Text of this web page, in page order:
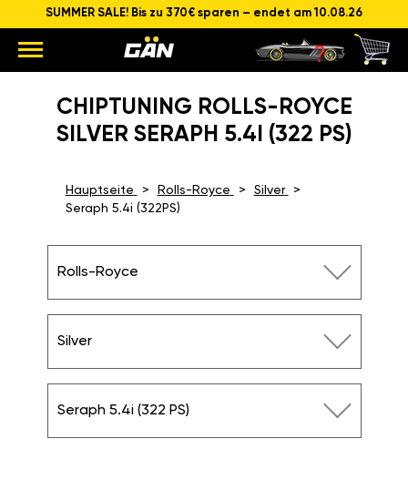
SUMMER SALE! Bis zu 370€ sparen – endet am 10.08.26
CHIPTUNING ROLLS-ROYCE
SILVER SERAPH 5.4I (322 PS)
Hauptseite Rolls-Royce
Silver
Seraph 5.4i (322PS)
Rolls-Royce
Silver
Seraph 5.4i (322 PS)